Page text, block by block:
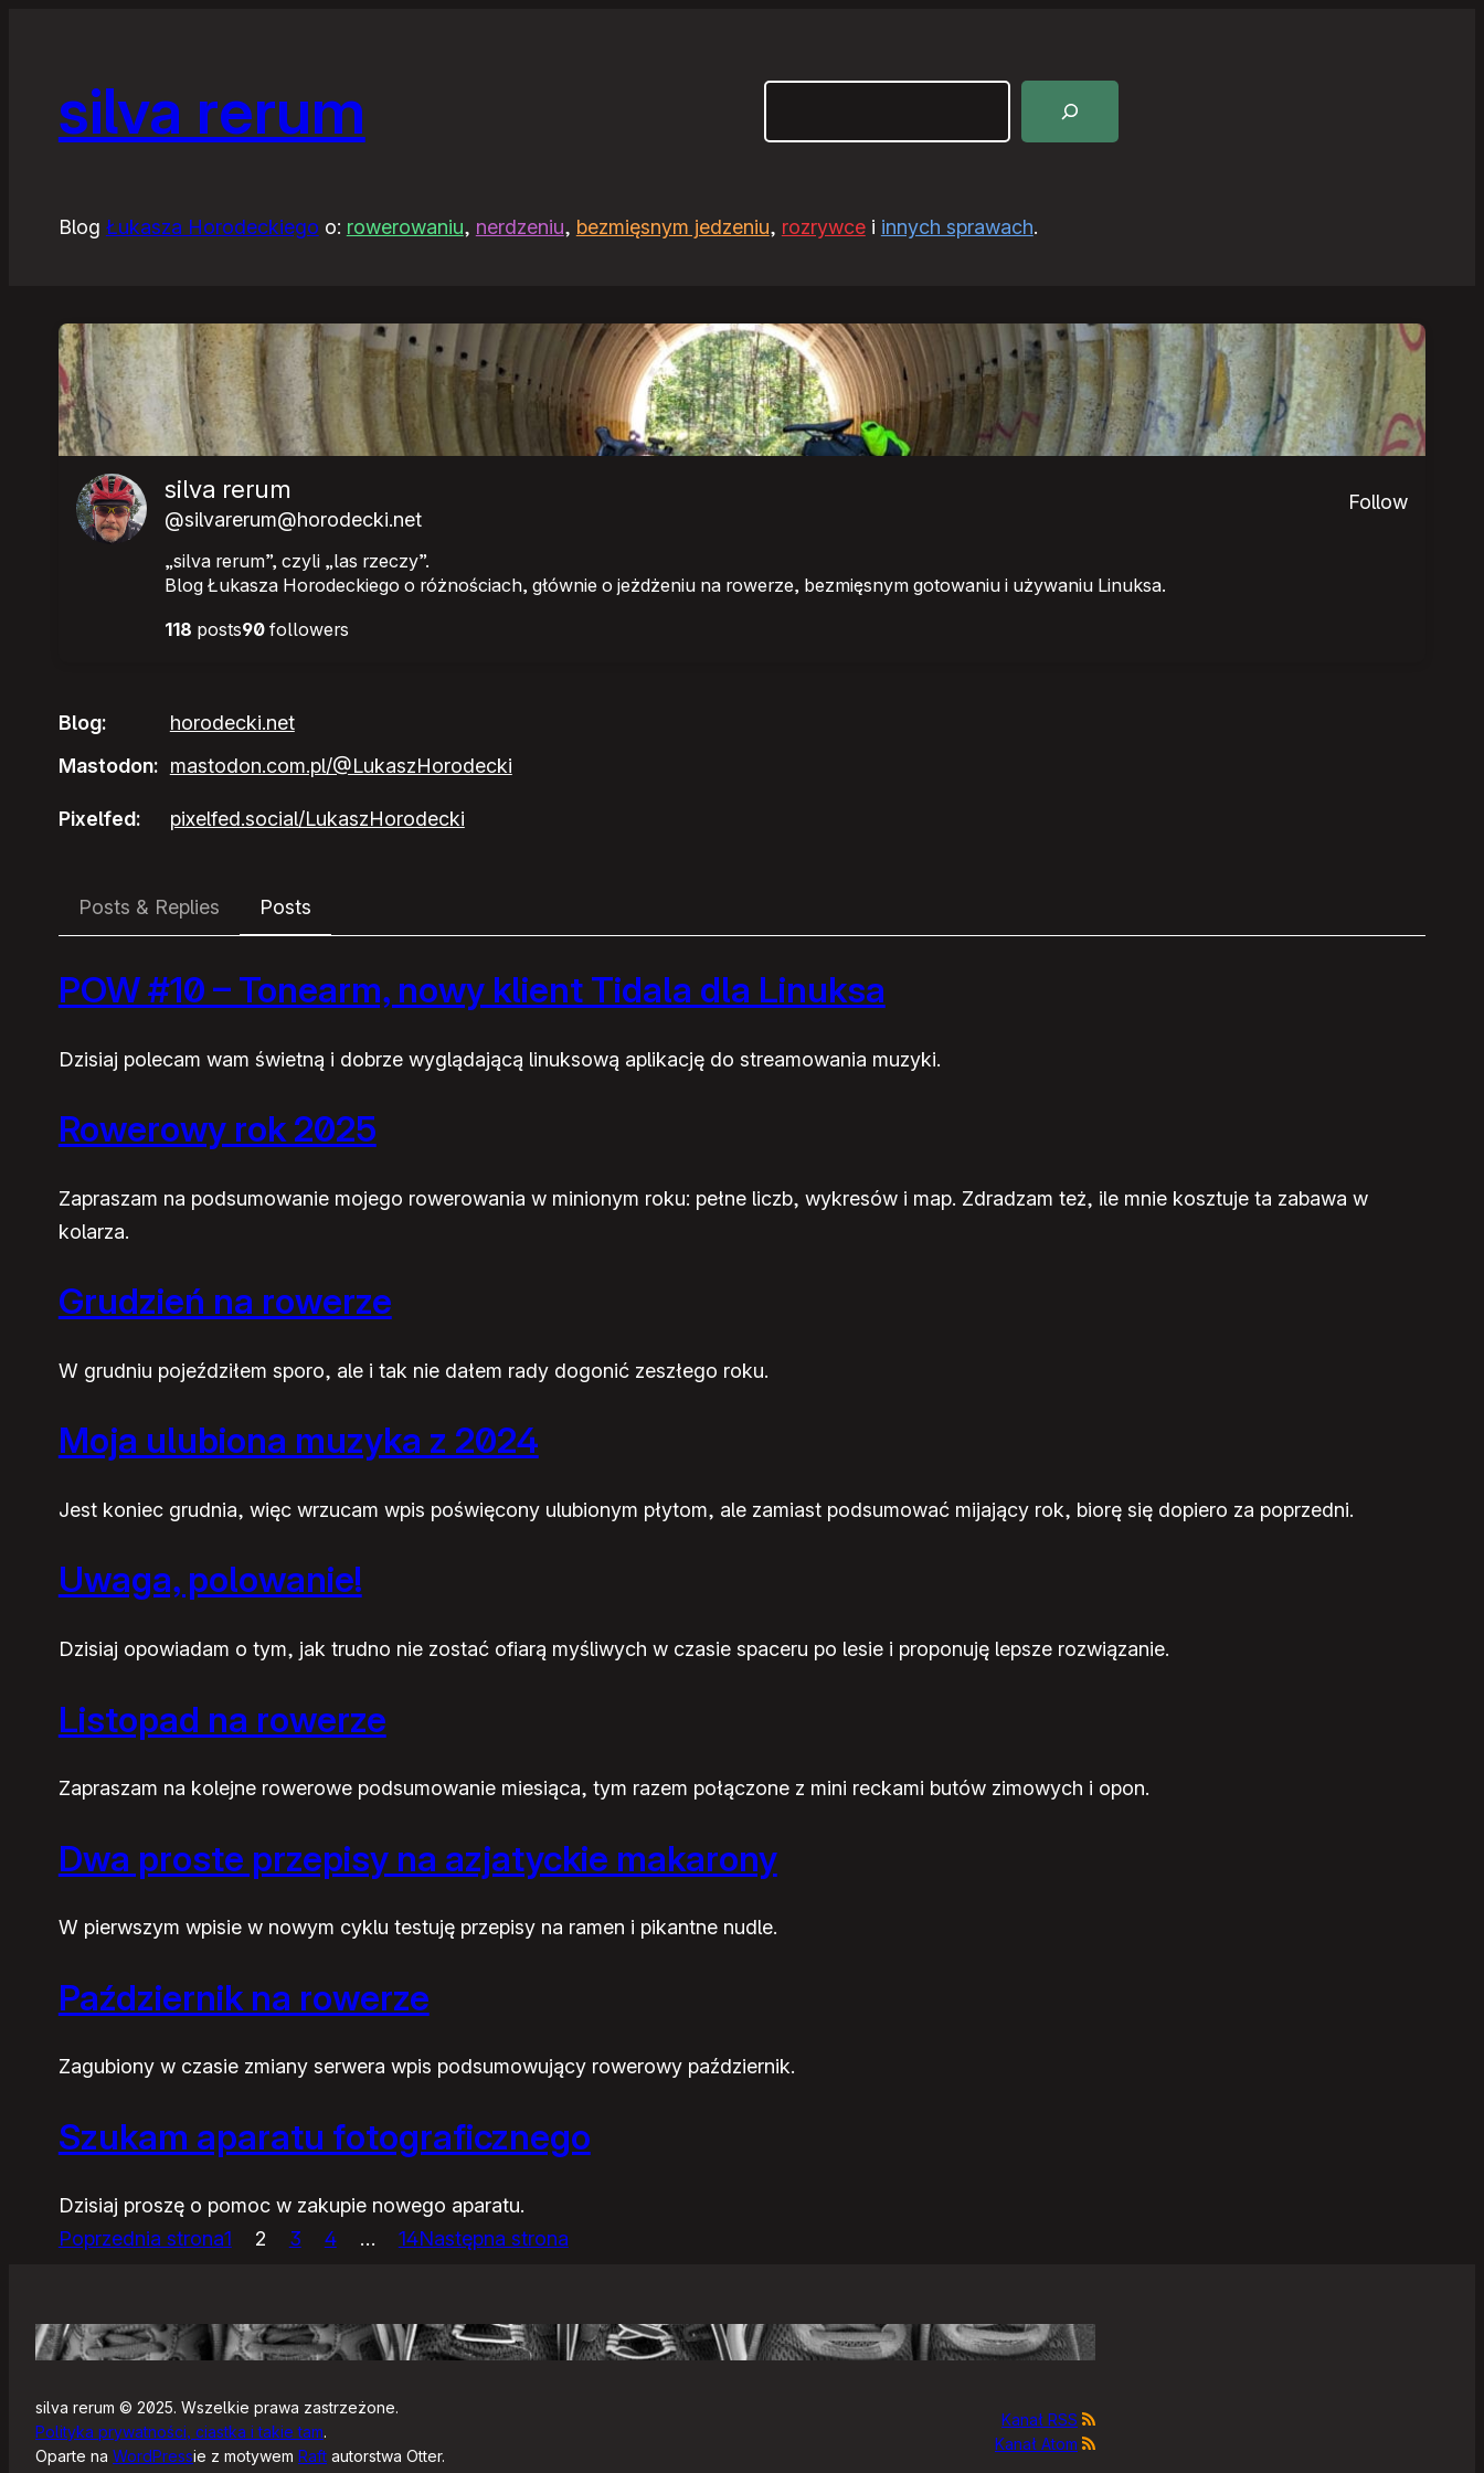
silva rerum
Blog Łukasza Horodeckiego o: rowerowaniu, nerdzeniu, bezmięsnym jedzeniu, rozrywcei innych sprawach.
silva rerum
@silvarerum@horodecki.net
Follow
„silva rerum”, czyli „las rzeczy”.
Blog Łukasza Horodeckiego o różnościach, głównie o jeżdżeniu na rowerze, bezmięsnym gotowaniu i używaniu Linuksa.
118 posts90followers
Blog
horodecki.net
Mastodon
mastodon.com.pl/@LukaszHorodecki
Pixelfed pixelfed.social/LukaszHorodecki
Posts & Replies Posts
POW #10 – Tonearm, nowy klient Tidala dla Linuksa
Dzisiaj polecam wam świetną i dobrze wyglądającą linuksową aplikację do streamowania muzyki.
Rowerowy rok 2025
Zapraszam na podsumowanie mojego rowerowania w minionym roku: pełne liczb, wykresów i map. Zdradzam też, ile mnie kosztuje ta zabawa w
kolarza.
Grudzień na rowerze
W grudniu pojeździłem sporo, ale i tak nie dałem rady dogonić zeszłego roku.
Moja ulubiona muzyka z 2024
Jest koniec grudnia, więc wrzucam wpis poświęcony ulubionym płytom, ale zamiast podsumować mijający rok, biorę się dopiero za poprzedni.
Uwaga, polowanie!
Dzisiaj opowiadam o tym, jak trudno nie zostać ofiarą myśliwych w czasie spaceru po lesie i proponuję lepsze rozwiązanie.
Listopad na rowerze
Zapraszam na kolejne rowerowe podsumowanie miesiąca, tym razem połączone z mini reckami butów zimowych i opon.
Dwa proste przepisy na azjatyckie makarony
W pierwszym wpisie w nowym cyklu testuję przepisy na ramen i pikantne nudle.
Październik na rowerze
Zagubiony w czasie zmiany serwera wpis podsumowujący rowerowy październik.
Szukam aparatu fotograficznego
Dzisiaj proszę o pomoc w zakupie nowego aparatu.
Poprzednia strona1 2 3 4 … 14Następna strona
silva rerum © 2025. Wszelkie prawa zastrzeżone.
Polityka prywatności, ciastka i takie tam.
Oparte na WordPressie z motywem Raft autorstwa Otter.
Kanał RSS
Kanał Atom